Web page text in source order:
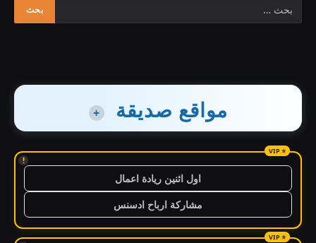
مواقع صديقة +
!
اول اثنين ريادة اعمال
مشاركة ارباح ادسنس